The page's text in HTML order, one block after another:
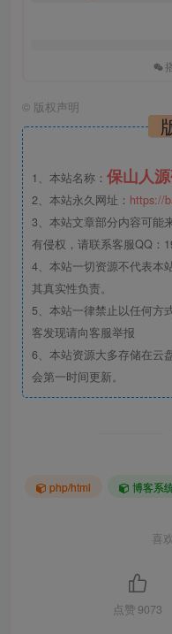
© 版权声明
1、本站名称： 保山人
2、本站永久网址： https://
3、本站文章部分内容可能
有侵权，请联系客服QQ：
4、本站一切资源不代表本
其真实性负责。
5、本站一律禁止以任何方
客发现请向客服举报
6、本站资源大多存储在云
会第一时间更新。
php/html 博客系
喜
点赞 9073